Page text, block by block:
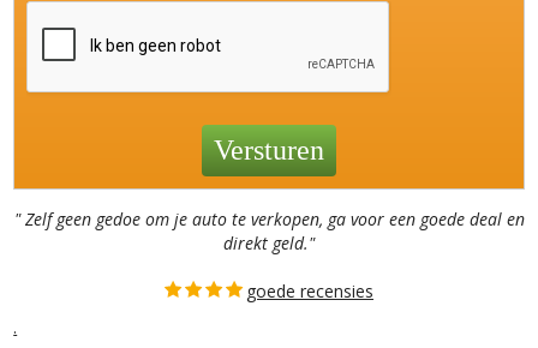
" Zelf geen gedoe om je auto te verkopen, ga voor een goede deal en
direkt geld."
goede recensies
.